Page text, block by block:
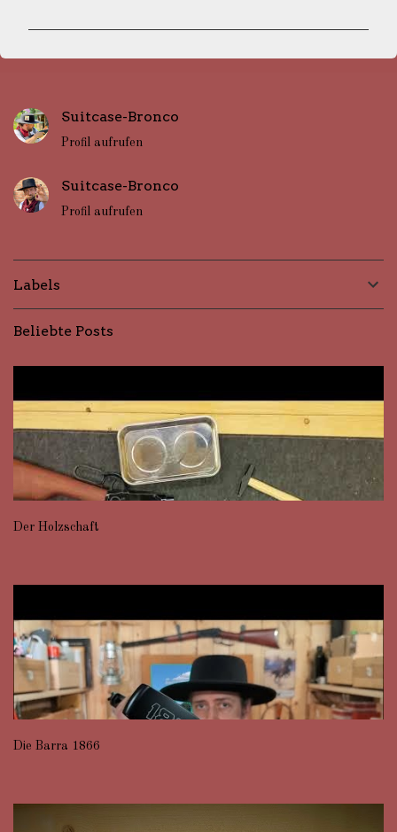
t
a
e
Suitcase-Bronco
Profil aufrufen
Suitcase-Bronco
Profil aufrufen
Labels
Beliebte Posts
Der Holzschaft
Die Barra 1866